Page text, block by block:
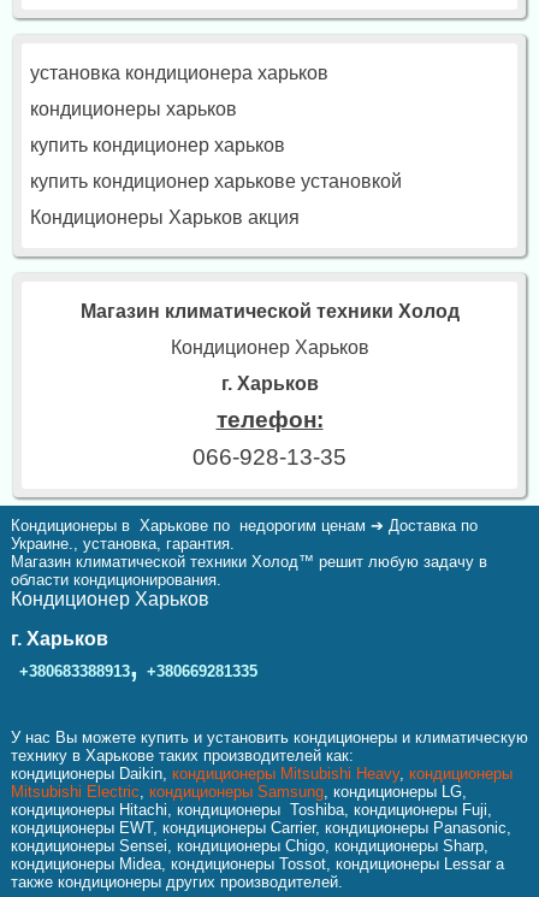
установка кондиционера харьков
кондиционеры харьков
купить кондиционер харьков
купить кондиционер харькове установкой
Кондиционеры Харьков акция
Магазин климатической техники Холод
Кондиционер Харьков
г. Харьков
телефон:
066-928-13-35
Кондиционеры в Харькове по недорогим ценам ➔ Доставка по
Украине., установка, гарантия.
Магазин климатической техники Холод™ решит любую задачу в
области кондиционирования.
Кондиционер Харьков
г. Харьков
+380683388913, +380669281335
У нас Вы можете купить и установить кондиционеры и климатическую
технику в Харькове таких производителей как:
кондиционеры Daikin, кондиционеры Mitsubishi Heavy, кондиционеры
Mitsubishi Electric, кондиционеры Samsung, кондиционеры LG,
кондиционеры Hitachi, кондиционеры Toshiba, кондиционеры Fuji,
кондиционеры EWT, кондиционеры Carrier, кондиционеры Panasonic,
кондиционеры Sensei, кондиционеры Chigo, кондиционеры Sharp,
кондиционеры Midea, кондиционеры Tossot, кондиционеры Lessar а
также кондиционеры других производителей.